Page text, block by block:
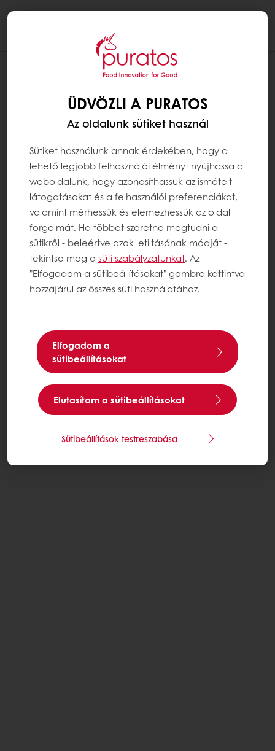
ÜDVÖZLI A PURATOS
Az oldalunk sütiket használ
Sütiket használunk annak érdekében, hogy a
lehető legjobb felhasználói élményt nyújhassa a
weboldalunk, hogy azonosíthassuk az ismételt
látogatásokat és a felhasználói preferenciákat,
valamint mérhessük és elemezhessük az oldal
forgalmát. Ha többet szeretne megtudni a
sütikről - beleértve azok letiltásának módját -
tekintse meg a süti szabályzatunkat. Az
"Elfogadom a sütibeállításokat" gombra kattintva
hozzájárul az összes süti használatához.
Elfogadom a
sütibeállításokat
Elutasítom a sütibeállításokat
Sütibeállítások testreszabása